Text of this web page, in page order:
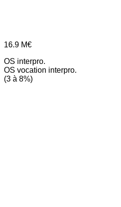
16.9 M€
OS interpro.
OS vocation interpro.
(3 à 8%)